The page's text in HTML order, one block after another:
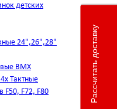
детских
24",26",28"
BMX
Тактные
F50, F72, F80
Рассчитать доставку